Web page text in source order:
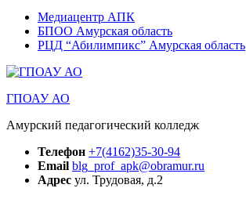
Медиацентр АПК
БПОО Амурская область
РЦД “Абилимпикс” Амурская область
ГПОАУ АО
Амурский педагогический колледж
Телефон +7(4162)35-30-94
Email blg_prof_apk@obramur.ru
Адрес ул. Трудовая, д.2